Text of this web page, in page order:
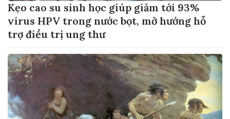
Kẹo cao su sinh học giúp giảm tới 93%
virus HPV trong nước bọt, mở hướng hỗ
trợ điều trị ung thư